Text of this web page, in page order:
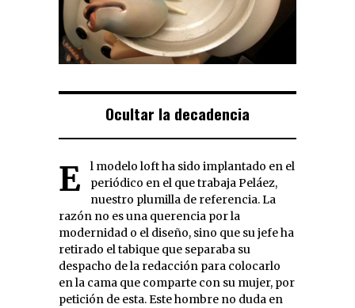
Ocultar la decadencia
El modelo loft ha sido implantado en el
periódico en el que trabaja Peláez,
nuestro plumilla de referencia. La
razón no es una querencia por la
modernidad o el diseño, sino que su jefe ha
retirado el tabique que separaba su
despacho de la redacción para colocarlo
en la cama que comparte con su mujer, por
petición de esta. Este hombre no duda en